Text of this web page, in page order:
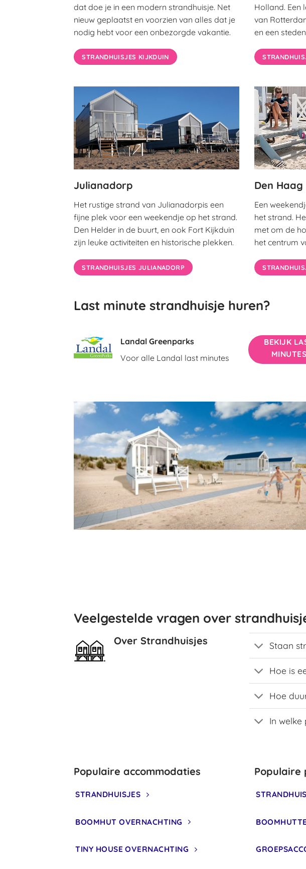
dat doe je in een modern strandhuisje. Net
nieuw geplaatst en voorzien van alles dat je
nodig hebt voor een onbezorgde vakantie.
STRANDHUISJES KIJKDUIN
Holland. Een
van
en een
Julianadorp
Het rustige strand van Julianadorpis een
fijne plek voor een weekendje op het strand.
Den Helder in de buurt, en ook Fort Kijkduin
zijn leuke activiteiten en historische plekken.
STRANDHUISJES JULIANADORP
Den Haag
Een
het strand.
met om de
het centrum
Last minute strandhuisje huren?
Landal Greenparks
Voor alle Landal last minutes
BEKIJK
MINUTES
Veelgestelde vragen over
Over Strandhuisjes Staan
Hoe is
Hoe
In
Populaire accommodaties
STRANDHUISJES
BOOMHUT OVERNACHTING
TINY HOUSE OVERNACHTING
Populaire